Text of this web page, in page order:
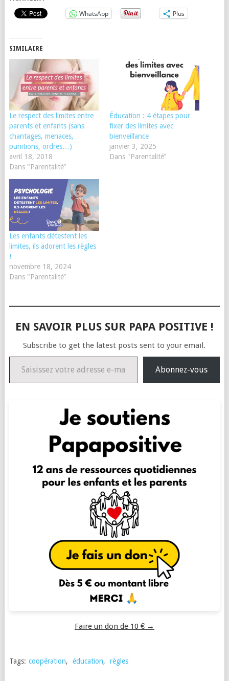
WhatsApp Plus
SIMILAIRE
Le respect des limites entre
parents et enfants (sans
chantages, menaces,
punitions, ordres…)
avril 18, 2018
Dans "Parentalité"
Éducation : 4 étapes pour
fixer des limites avec
bienveillance
janvier 3, 2025
Dans "Parentalité"
Les enfants détestent les
limites, ils adorent les règles
!
novembre 18, 2024
Dans "Parentalité"
EN SAVOIR PLUS SUR PAPA POSITIVE !
Subscribe to get the latest posts sent to your email.
Saisissez votre adresse e-mail…
Abonnez-vous
Faire un don de 10 € →
Tags: coopération, éducation, règles